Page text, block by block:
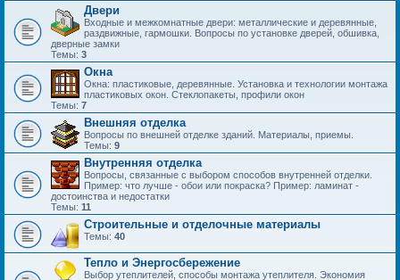
Двери
Входные и межкомнатные двери: металлические и деревянные,
раздвижные, гармошки. Вопросы по установке дверей, обшивка,
дверные замки
Темы: 3
Окна
Окна: пластиковые, деревянные. Установка и технологии монтажа
пластиковых окон. Стеклопакеты, профили окон
Темы: 7
Внешняя отделка
Вопросы по внешней отделке зданий. Материалы, приемы.
Темы: 9
Внутренняя отделка
Вопросы, связанные с выбором способов внутренней отделки.
Пример: что лучше - обои или покраска? Пример: ламинат -
достоинства и недостатки
Темы: 11
Строительные и отделочные материалы
Темы: 40
Тепло и Энергосбережение
Выбор утеплителей, способы монтажа утеплителя. Экономия